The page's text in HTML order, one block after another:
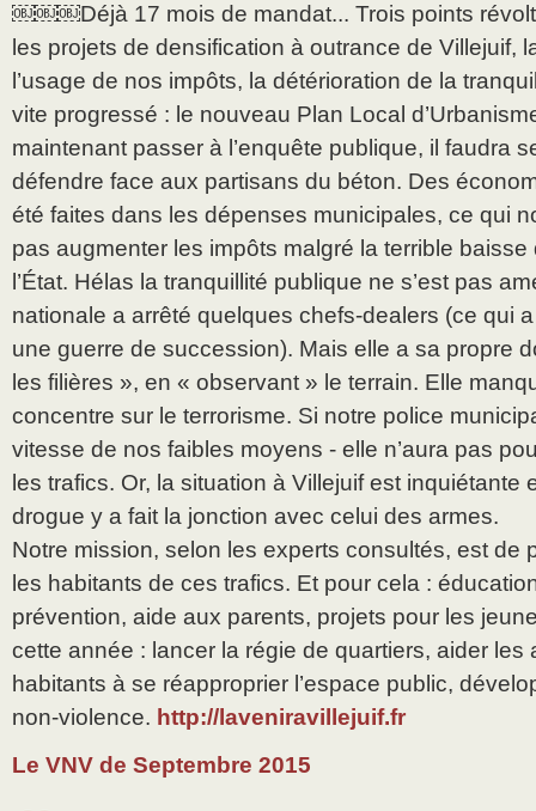
￼￼￼Déjà 17 mois de mandat... Trois points
les projets de densification à outrance de Villejuif,
l’usage de nos impôts, la détérioration de la
vite progressé : le nouveau Plan Local
maintenant passer à l’enquête publique, il faudra
défendre face aux partisans du béton. Des
été faites dans les dépenses municipales, ce qui
pas augmenter les impôts malgré la terrible
l’État. Hélas la tranquillité publique ne s’est pas
nationale a arrêté quelques chefs-dealers (ce qui
une guerre de succession). Mais elle a sa propre
les filières », en « observant » le terrain. Elle
concentre sur le terrorisme. Si notre police
vitesse de nos faibles moyens - elle n’aura pas
les trafics. Or, la situation à Villejuif est inquiétante
drogue y a fait la jonction avec celui des armes.
Notre mission, selon les experts consultés, est de
les habitants de ces trafics. Et pour cela :
prévention, aide aux parents, projets pour les
cette année : lancer la régie de quartiers, aider les
habitants à se réapproprier l’espace public,
non-violence. http://laveniravillejuif.fr
Le VNV de Septembre 2015